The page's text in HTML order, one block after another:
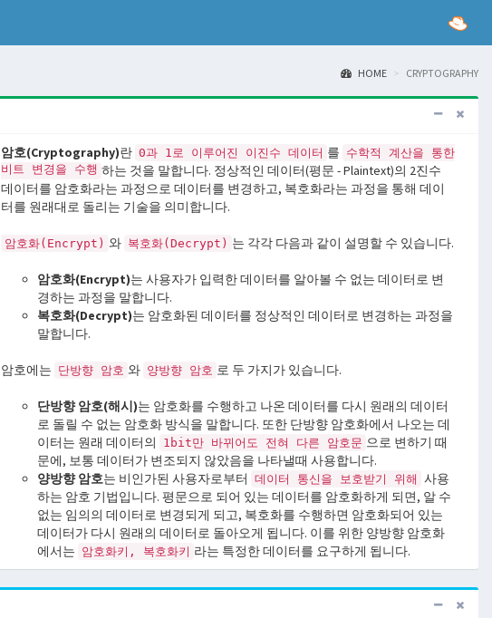
HOME CRYPTOGRAPHY
암호(Cryptography)란 0과 1로 이루어진 이진수 데이터 를 수학적 계산을 통한
비트 변경을 수행 하는 것을 말합니다. 정상적인 데이터(평문 - Plaintext)의 2진수
데이터를 암호화라는 과정으로 데이터를 변경하고, 복호화라는 과정을 통해 데이
터를 원래대로 돌리는 기술을 의미합니다.
암호화(Encrypt) 와 복호화(Decrypt) 는 각각 다음과 같이 설명할 수 있습니다.
암호화(Encrypt)는 사용자가 입력한 데이터를 알아볼 수 없는 데이터로 변
경하는 과정을 말합니다.
복호화(Decrypt)는 암호화된 데이터를 정상적인 데이터로 변경하는 과정을
말합니다.
암호에는 단방향 암호 와 양방향 암호 로 두 가지가 있습니다.
단방향 암호(해시)는 암호화를 수행하고 나온 데이터를 다시 원래의 데이터
로 돌릴 수 없는 암호화 방식을 말합니다. 또한 단방향 암호화에서 나오는 데
이터는 원래 데이터의
1bit만 바뀌어도 전혀 다른 암호문 으로 변하기 때
문에, 보통 데이터가 변조되지 않았음을 나타낼때 사용합니다.
양방향 암호는 비인가된 사용자로부터 데이터 통신을 보호받기 위해 사용
하는 암호 기법입니다. 평문으로 되어 있는 데이터를 암호화하게 되면, 알 수
없는 임의의 데이터로 변경되게 되고, 복호화를 수행하면 암호화되어 있는
데이터가 다시 원래의 데이터로 돌아오게 됩니다. 이를 위한 양방향 암호화
에서는 암호화키, 복호화키 라는 특정한 데이터를 요구하게 됩니다.